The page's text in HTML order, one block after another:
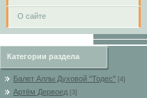
О сайте
Категории раздела
Балет Аллы Духовой "Тодес" [4]
Артём Дервоед [3]